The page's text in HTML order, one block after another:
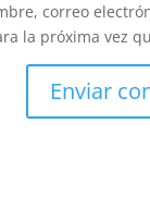
correo
la próxima vez